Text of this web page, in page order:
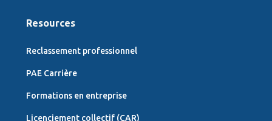
Resources
Reclassement professionnel
PAE Carrière
Formations en entreprise
Licenciement collectif (CAR)